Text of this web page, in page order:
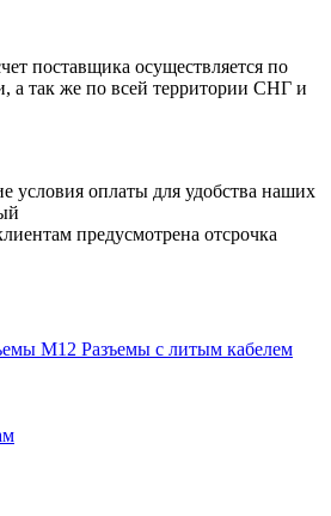
поставщика осуществляется по
а так же по всей территории СНГ и
условия оплаты для удобства наших
предусмотрена отсрочка
M12 Разъемы с литым кабелем